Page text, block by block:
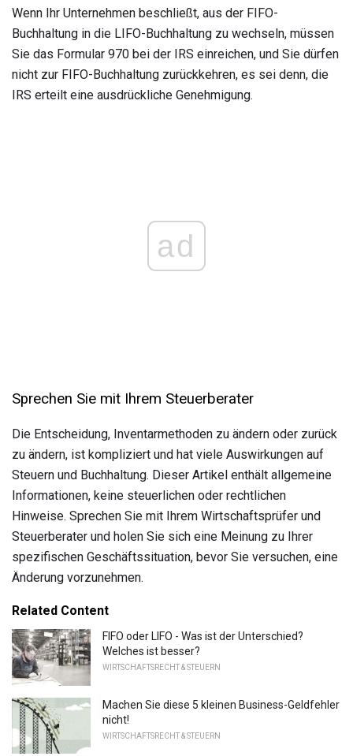
Wenn Ihr Unternehmen beschließt, aus der FIFO-
Buchhaltung in die LIFO-Buchhaltung zu wechseln, müssen
Sie das Formular 970 bei der IRS einreichen, und Sie dürfen
nicht zur FIFO-Buchhaltung zurückkehren, es sei denn, die
IRS erteilt eine ausdrückliche Genehmigung.
ad
Sprechen Sie mit Ihrem Steuerberater
Die Entscheidung, Inventarmethoden zu ändern oder zurück
zu ändern, ist kompliziert und hat viele Auswirkungen auf
Steuern und Buchhaltung. Dieser Artikel enthält allgemeine
Informationen, keine steuerlichen oder rechtlichen
Hinweise. Sprechen Sie mit Ihrem Wirtschaftsprüfer und
Steuerberater und holen Sie sich eine Meinung zu Ihrer
spezifischen Geschäftssituation, bevor Sie versuchen, eine
Änderung vorzunehmen.
Related Content
FIFO oder LIFO - Was ist der Unterschied?
Welches ist besser?
WIRTSCHAFTSRECHT & STEUERN
Machen Sie diese 5 kleinen Business-Geldfehler
nicht!
WIRTSCHAFTSRECHT & STEUERN